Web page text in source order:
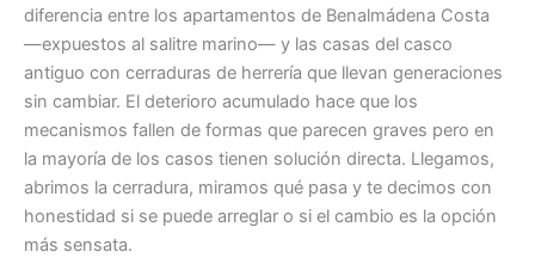
diferencia entre los apartamentos de Benalmádena Costa
—expuestos al salitre marino— y las casas del casco
antiguo con cerraduras de herrería que llevan generaciones
sin cambiar. El deterioro acumulado hace que los
mecanismos fallen de formas que parecen graves pero en
la mayoría de los casos tienen solución directa. Llegamos,
abrimos la cerradura, miramos qué pasa y te decimos con
honestidad si se puede arreglar o si el cambio es la opción
más sensata.